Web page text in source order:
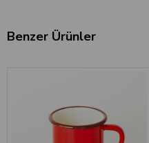
Benzer Ürünler